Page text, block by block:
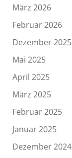
März 2026
Februar 2026
Dezember 2025
Mai 2025
April 2025
März 2025
Februar 2025
Januar 2025
Dezember 2024